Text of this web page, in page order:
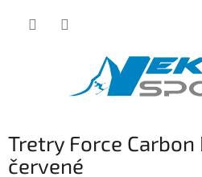
Tretry Force
červené